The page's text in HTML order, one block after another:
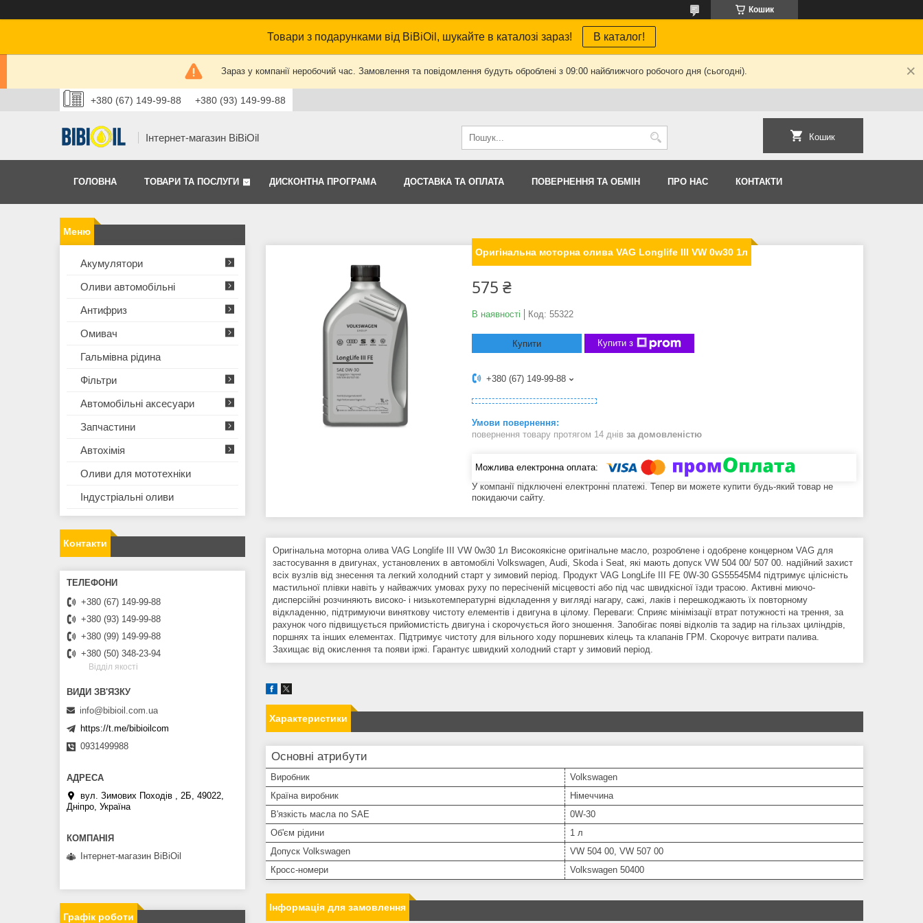
Кошик
Товари з подарунками від BiBiOil, шукайте в каталозі зараз! В каталог!
Зараз у компанії неробочий час. Замовлення та повідомлення будуть оброблені з 09:00 найближчого робочого дня (сьогодні).
+380 (67) 149-99-88 +380 (93) 149-99-88
Інтернет-магазин BiBiOil Кошик
ГОЛОВНА ТОВАРИ ТА ПОСЛУГИ ДИСКОНТНА ПРОГРАМА ДОСТАВКА ТА ОПЛАТА ПОВЕРНЕННЯ ТА ОБМIН ПРО НАС КОНТАКТИ
Оригінальна моторна олива VAG Longlife III VW 0w30 1л
575 ₴
В наявності Код: 55322
Купити Купити з
+380 (67) 149-99-88
повернення товару протягом 14 днів за домовленістю
У компанії підключені електронні платежі. Тепер ви можете купити будь-який товар не
покидаючи сайту.
Оригінальна моторна олива VAG Longlife III VW 0w30 1л Високоякісне оригінальне масло, розроблене і одобрене концерном VAG для
застосування в двигунах, установлених в автомобілі Volkswagen, Audi, Skoda і Seat, які мають допуск VW 504 00/ 507 00. надійний захист
всіх вузлів від знесення та легкий холодний старт у зимовий період. Продукт VAG LongLife III FE 0W-30 GS55545M4 підтримує цілісність
мастильної плівки навіть у найважчих умовах руху по пересіченій місцевості або під час швидкісної їзди трасою. Активні миючо-
дисперсійні розчиняють високо- і низькотемпературні відкладення у вигляді нагару, сажі, лаків і перешкоджають їх повторному
відкладенню, підтримуючи виняткову чистоту елементів і двигуна в цілому. Переваги: Сприяє мінімізації втрат потужності на трення, за
рахунок чого підвищується прийомистість двигуна і скорочується його зношення. Запобігає появі відколів та задир на гільзах циліндрів,
поршнях та інших елементах. Підтримує чистоту для вільного ходу поршневих кілець та клапанів ГРМ. Скорочує витрати палива.
Захищає від окислення та появи іржі. Гарантує швидкий холодний старт у зимовий період.
Характеристики
Основні атрибути
Виробник
Volkswagen
Країна виробник
Німеччина
В'язкість масла по SAE
0W-30
Об'єм рідини
1 л
Допуск Volkswagen
VW 504 00, VW 507 00
Кросс-номери
Volkswagen 50400
Інформація для замовлення
Акумулятори
Оливи автомобільні
Антифриз
Омивач
Гальмівна рідина
Фільтри
Автомобільні аксесуари
Запчастини
Автохімія
Оливи для мототехнiки
Iндустрiальнi оливи
Контакти
+380 (67) 149-99-88
+380 (93) 149-99-88
+380 (99) 149-99-88
+380 (50) 348-23-94
Вiддiл якостi
info@bibioil.com.ua
https://t.me/bibioilcom
0931499988
вул. Зимових Походiв , 2Б, 49022,
Дніпро, Україна
Інтернет-магазин BiBiOil
Графік роботи